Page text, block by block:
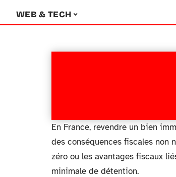
WEB & TECH
En France, revendre un bien
des conséquences fiscales non
zéro ou les avantages fiscaux
minimale de détention.